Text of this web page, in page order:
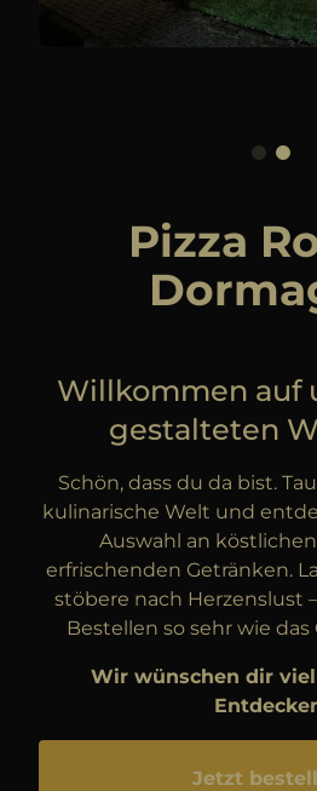
Pizza
Willkommen auf
gestalteten
Schön, dass du da bist.
kulinarische Welt und
Auswahl an
erfrischenden Getränken.
stöbere nach Herzenslust
Bestellen so sehr wie
Wir wünschen dir
Jetzt